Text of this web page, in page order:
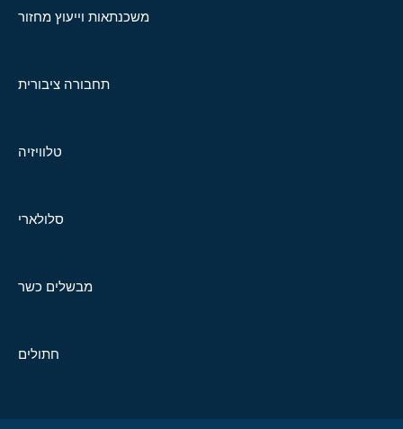
משכנתאות וייעוץ מחזור
תחבורה ציבורית
טלוויזיה
סלולארי
מבשלים כשר
חתולים